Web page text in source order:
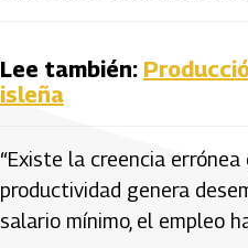
Lee también:
isleña
“Existe la creencia
productividad genera
salario mínimo, el empleo